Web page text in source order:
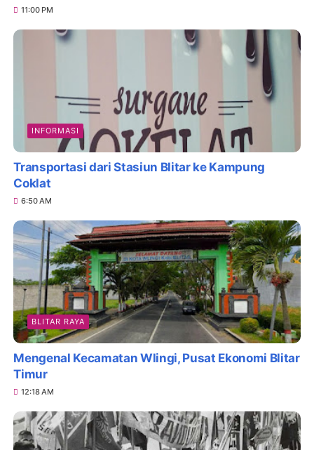
11:00 PM
INFORMASI
Transportasi dari Stasiun Blitar ke Kampung
Coklat
6:50 AM
BLITAR RAYA
Mengenal Kecamatan Wlingi, Pusat Ekonomi Blitar
Timur
12:18 AM